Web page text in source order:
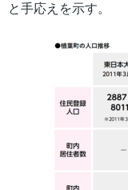
と手応えを示す。